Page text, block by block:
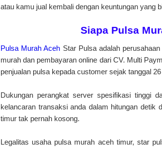
atau kamu jual kembali dengan keuntungan yang
Siapa Pulsa
Pulsa Murah Aceh Star Pulsa adalah
murah dan pembayaran online dari CV. Multi
penjualan pulsa kepada customer sejak tanggal
Dukungan perangkat server spesifikasi tinggi
kelancaran transaksi anda dalam hitungan detik
timur tak pernah kosong.
Legalitas usaha pulsa murah aceh timur, star